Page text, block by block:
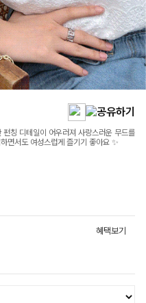
칭 디테일이 어우러져 사랑스러운 무드를
면서도 여성스럽게 즐기기 좋아요 ✨
혜택보기